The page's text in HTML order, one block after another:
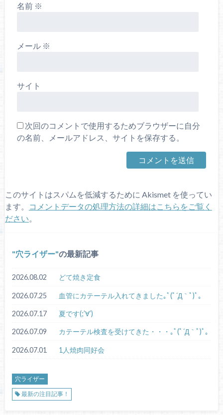
名前 ※
メール ※
サイト
次回のコメントで使用するためブラウザーに自分
の名前、メールアドレス、サイトを保存する。
このサイトはスパムを低減するために Akismet を使ってい
ます。
コメントデータの処理方法の詳細はこちらをご覧く
ださい
穴ライザー の最新記事
2026.08.02 どて焼き定食
2026.07.25 血管にカテーテル入れてきました｡ﾟ(ﾟ´Д｀ﾟ)ﾟ｡
2026.07.17 夏です(;’∀’)
2026.07.09 カテーテル検査を受けてきた・・・｡ﾟ(ﾟ´Д｀ﾟ)ﾟ｡
2026.07.01 1人焼肉同好会
穴ライザー
最新の注目記事！